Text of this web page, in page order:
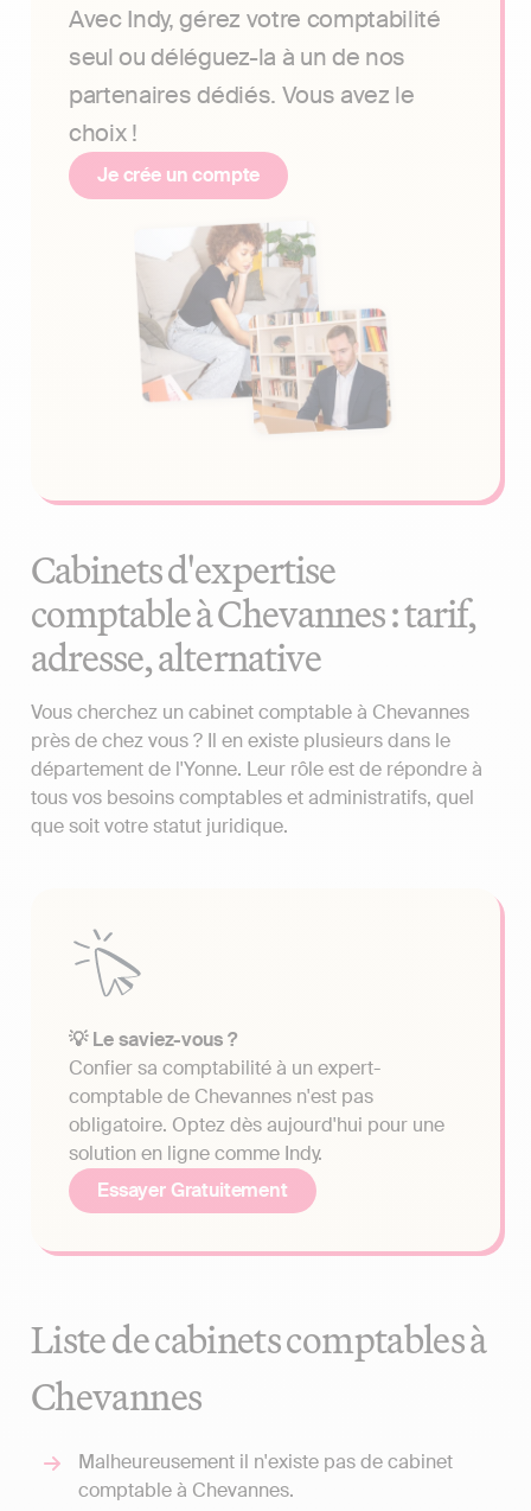
Avec Indy, gérez votre comptabilité
seul ou déléguez-la à un de nos
partenaires dédiés. Vous avez le
choix !
Je crée un compte
Cabinets d'expertise
comptable à Chevannes : tarif,
adresse, alternative
Vous cherchez un cabinet comptable à Chevannes
près de chez vous ? Il en existe plusieurs dans le
département de l'Yonne. Leur rôle est de répondre à
tous vos besoins comptables et administratifs, quel
que soit votre statut juridique.
💡 Le saviez-vous ?
Confier sa comptabilité à un expert-
comptable de Chevannes n'est pas
obligatoire. Optez dès aujourd'hui pour une
solution en ligne comme Indy.
Essayer Gratuitement
Liste de cabinets comptables à
Chevannes
Malheureusement il n'existe pas de cabinet
comptable à Chevannes.